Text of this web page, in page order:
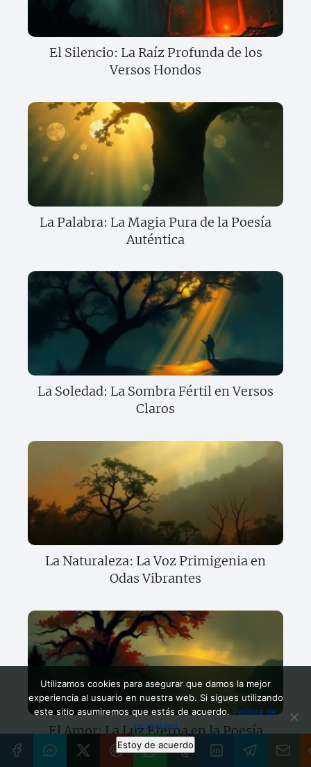
El Silencio: La Raíz Profunda de los
Versos Hondos
La Palabra: La Magia Pura de la Poesía
Auténtica
La Soledad: La Sombra Fértil en Versos
Claros
La Naturaleza: La Voz Primigenia en
Odas Vibrantes
El Amor: La Luz Eterna en la Poesía
Universal
Utilizamos cookies para asegurar que damos la mejor
experiencia al usuario en nuestra web. Si sigues utilizando
este sitio asumiremos que estás de acuerdo. Política de
privacidad
Estoy de acuerdo